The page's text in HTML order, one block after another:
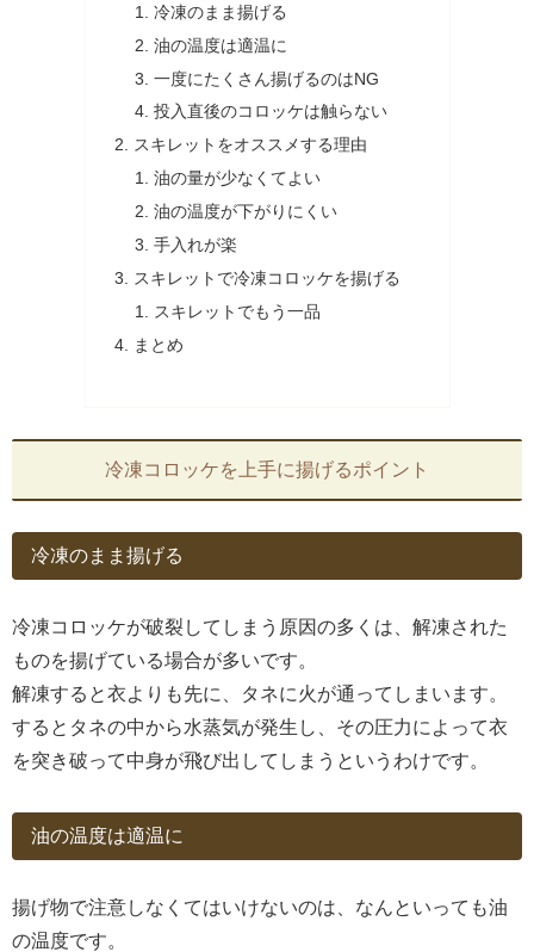
冷凍のまま揚げる
油の温度は適温に
一度にたくさん揚げるのはNG
投入直後のコロッケは触らない
スキレットをオススメする理由
油の量が少なくてよい
油の温度が下がりにくい
手入れが楽
スキレットで冷凍コロッケを揚げる
スキレットでもう一品
まとめ
冷凍コロッケを上手に揚げるポイント
冷凍のまま揚げる
冷凍コロッケが破裂してしまう原因の多くは、解凍された
ものを揚げている場合が多いです。
解凍すると衣よりも先に、タネに火が通ってしまいます。
するとタネの中から水蒸気が発生し、その圧力によって衣
を突き破って中身が飛び出してしまうというわけです。
油の温度は適温に
揚げ物で注意しなくてはいけないのは、なんといっても油
の温度です。